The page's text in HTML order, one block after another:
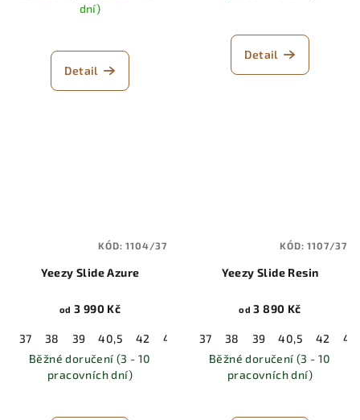
dní)
Detail
Detail
Yeezy Slide Azure
od 3 990 Kč
37 38 39 40,5 42 43 44,5 46 47
48,5
Běžné doručení (3 - 10
pracovních dní)
KÓD:1104/37
Yeezy Slide Resin
od 3 890 Kč
37 38 39 40,5 42
43
Běžné doručení (3 - 10
pracovních dní)
KÓD:1107/37